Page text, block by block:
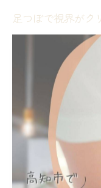
足つぼで視界がク
足つぼを刺激する
足裏の反射区理論
の臓器や器官につ
その中でも特に目
や自律神経のバラ
り、パソコン業務
改善が期待できるの
実際に、眼精疲労